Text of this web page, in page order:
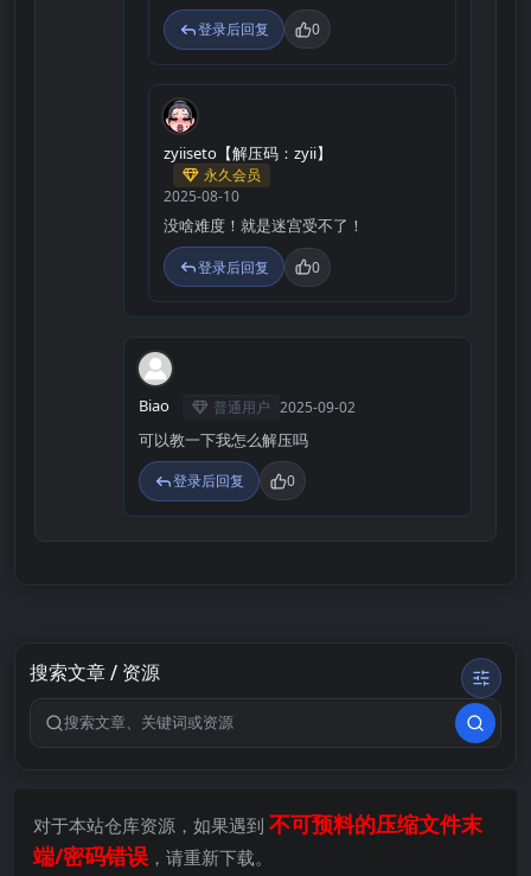
登录后回复 0
Z
zyiiseto【解压码：zyii】
永久会员
2025-08-10
没啥难度！就是迷宫受不了！
登录后回复 0
B
Biao 普通用户 2025-09-02
可以教一下我怎么解压吗
登录后回复 0
搜索文章 / 资源
搜索关键词
对于本站仓库资源，如果遇到 不可预料的压缩文件末
端/密码错误 ，请重新下载。